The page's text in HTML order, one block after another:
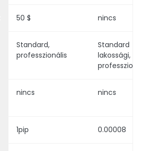
50 $ nincs
Standard,
professzionális
Standard
lakossági,
nincs nincs
1pip 0.00008